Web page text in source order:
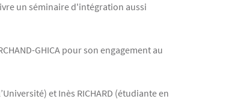
un séminaire d'intégration aussi
GHICA pour son engagement au
et Inès RICHARD (étudiante en